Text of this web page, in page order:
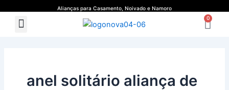
Alianças para Casamento, Noivado e Namoro
Menu 0
anel solitário aliança de